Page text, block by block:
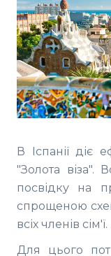
В Іспанії діє
"Золота віза".
посвідку на
спрощеною
всіх членів сім'ї.
Для цього